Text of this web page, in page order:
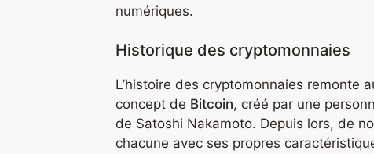
numériques.
Historique des cryptomonnaies
L’histoire des cryptomonnaies remonte
concept de Bitcoin, créé par une
de Satoshi Nakamoto. Depuis lors, de
chacune avec ses propres